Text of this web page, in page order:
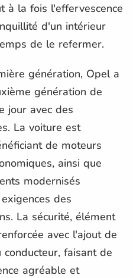
à la fois l'effervescence
d'un intérieur
de le refermer.
génération, Opel a
génération de
jour avec des
La voiture est
de moteurs
ainsi que
modernisés
des
La sécurité, élément
avec l'ajout de
faisant de
agréable et